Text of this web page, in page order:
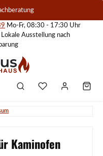
Mo-Fr, 08:30 - 17:30 Uhr
Ausstellung nach
Kaminofen